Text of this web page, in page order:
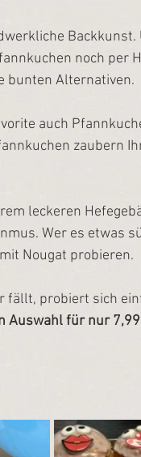
Backkunst.
noch per
bunten Alternativen.
auch
zaubern
leckeren
Wer es etwas
Nougat probieren.
fällt, probiert sich
Auswahl für nur